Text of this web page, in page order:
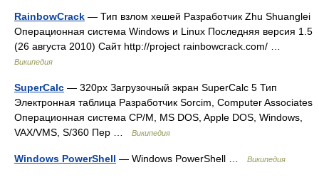
RainbowCrack — Тип взлом хешей Разработчик Zhu Shuanglei
Операционная система Windows и Linux Последняя версия 1.5
(26 августа 2010) Сайт http://project rainbowcrack.com/ …
Википедия
SuperCalc — 320px Загрузочный экран SuperCalc 5 Тип
Электронная таблица Разработчик Sorcim, Computer Associates
Операционная система CP/M, MS DOS, Apple DOS, Windows,
VAX/VMS, S/360 Пер …
Википедия
Windows PowerShell — Windows PowerShell … Википедия